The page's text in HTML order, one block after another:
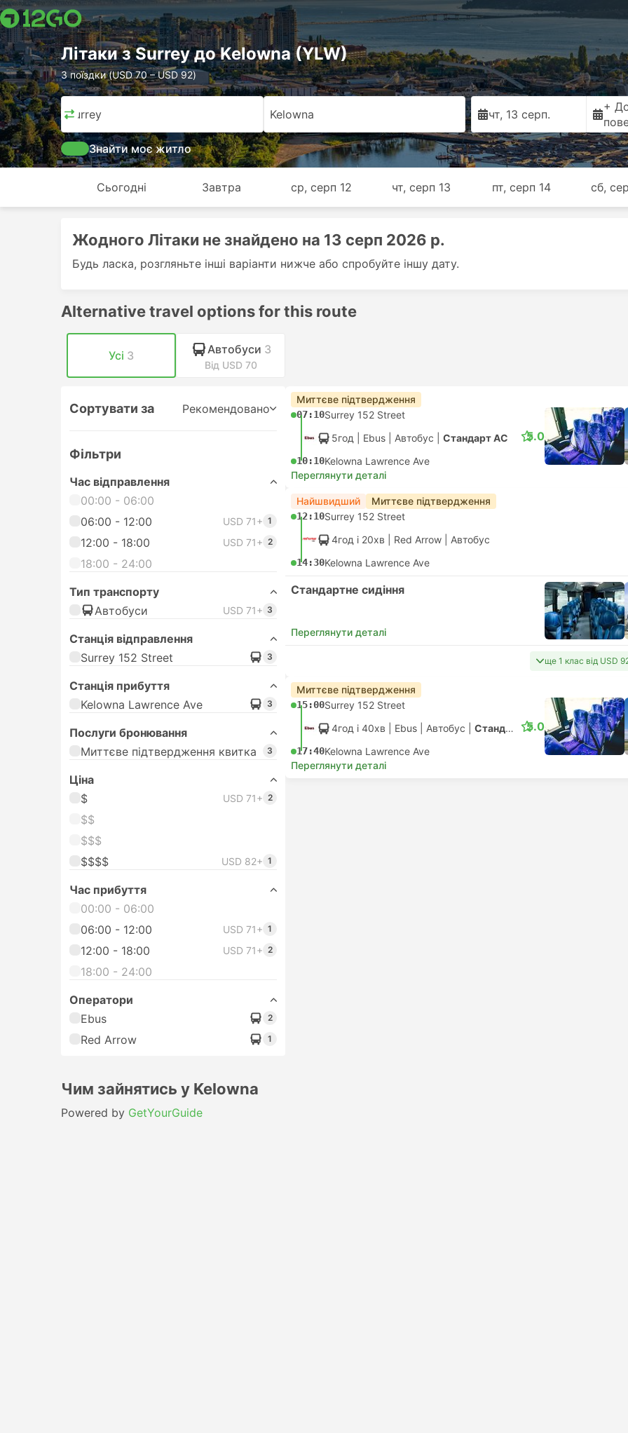
Лiтаки з Surrey до Kelowna (YLW)
3 поїздки (USD 70 – USD 92)
Surrey Kelowna чт, 13 серп.
+
Знайти моє житло
Сьогодні Завтра ср, серп 12 чт, серп 13 пт, серп 14 сб,
Жодного Лiтаки не знайдено на 13 серп 2026 р.
Будь ласка, розгляньте інші варіанти нижче або спробуйте іншу дату.
Alternative travel options for this route
Усі 3 Автобуси 3
Від USD 70
Сортувати за Рекомендовано
Фільтри
Час відправлення
00:00 - 06:00
06:00 - 12:00
USD 71+ 1
12:00 - 18:00 USD 71+ 2
18:00 - 24:00
Тип транспорту
Автобуси
USD 71+ 3
Станція відправлення
Surrey 152 Street
3
Станція прибуття
Kelowna Lawrence Ave
3
Послуги бронювання
Миттєве підтвердження квитка
3
Цiна
$
USD 71+ 2
$$
$$$
$$$$
USD 82+ 1
Час прибуття
00:00 - 06:00
06:00 - 12:00
USD 71+ 1
12:00 - 18:00 USD 71+ 2
18:00 - 24:00
Оператори
Ebus
2
Red Arrow 1
Миттєве підтвердження
07:10Surrey 152 Street
5год | Ebus Автобус Стандарт АС
10:10Kelowna Lawrence Ave
5.0
Переглянути деталі
Найшвидший Миттєве підтвердження
12:10Surrey 152 Street
4год і 20хв | Red Arrow Автобус
14:30Kelowna Lawrence Ave
Стандартне сидiння
Переглянути деталі
ще 1 клас від USD
Миттєве підтвердження
15:00Surrey 152 Street
4год і 40хв | Ebus Автобус Стандарт АС
17:40Kelowna Lawrence Ave
5.0
Переглянути деталі
Чим зайнятись у Kelowna
Powered by GetYourGuide